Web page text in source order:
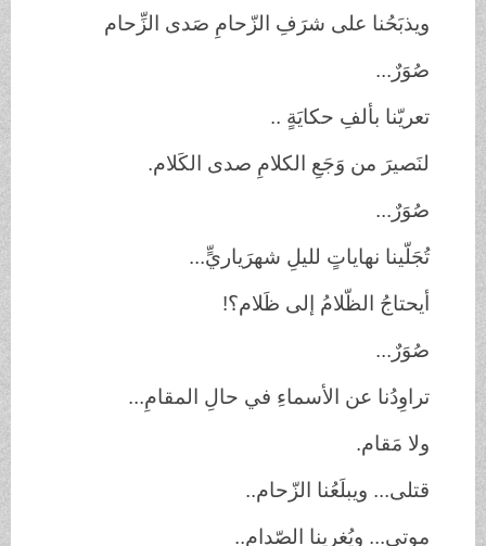
ويذبَحُنا على شرَفِ الزّحامِ صَدى الزِّحام
صُوَرٌ...
تعريّنا بألفِ حكايَةٍ ..
لنَصيرَ من وَجَعِ الكلامِ صدى الكَلام.
صُوَرٌ...
تُجَلّينا نهاياتٍ لليلِ شهرَياريٍّ...
أيحتاجُ الظّلامُ إلى ظَلام؟!
صُوَرٌ...
تراوِدُنا عن الأسماءِ في حالِ المقامِ...
ولا مَقام.
قتلى... ويبلَعُنا الزّحام..
موتى... ويُغرينا الصّدام..